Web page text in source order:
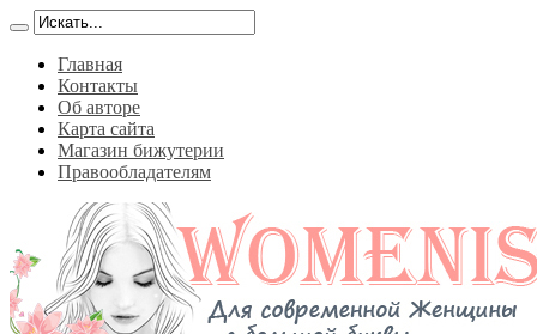
Главная
Контакты
Об авторе
Карта сайта
Магазин бижутерии
Правообладателям